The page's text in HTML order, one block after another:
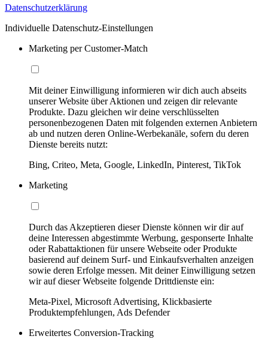
Datenschutzerklärung
Individuelle Datenschutz-Einstellungen
Marketing per Customer-Match
Mit deiner Einwilligung informieren wir dich auch abseits
unserer Website über Aktionen und zeigen dir relevante
Produkte. Dazu gleichen wir deine verschlüsselten
personenbezogenen Daten mit folgenden externen Anbietern
ab und nutzen deren Online-Werbekanäle, sofern du deren
Dienste bereits nutzt:
Bing, Criteo, Meta, Google, LinkedIn, Pinterest, TikTok
Marketing
Durch das Akzeptieren dieser Dienste können wir dir auf
deine Interessen abgestimmte Werbung, gesponserte Inhalte
oder Rabattaktionen für unsere Webseite oder Produkte
basierend auf deinem Surf- und Einkaufsverhalten anzeigen
sowie deren Erfolge messen. Mit deiner Einwilligung setzen
wir auf dieser Webseite folgende Drittdienste ein:
Meta-Pixel, Microsoft Advertising, Klickbasierte
Produktempfehlungen, Ads Defender
Erweitertes Conversion-Tracking